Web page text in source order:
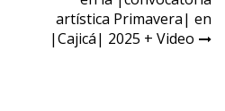
artística Primavera| en
|Cajicá| 2025 + Video